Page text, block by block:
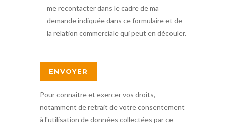
me recontacter dans le cadre de ma
demande indiquée dans ce formulaire et de
la relation commerciale qui peut en découler.
Pour connaître et exercer vos droits,
notamment de retrait de votre consentement
à l'utilisation de données collectées par ce